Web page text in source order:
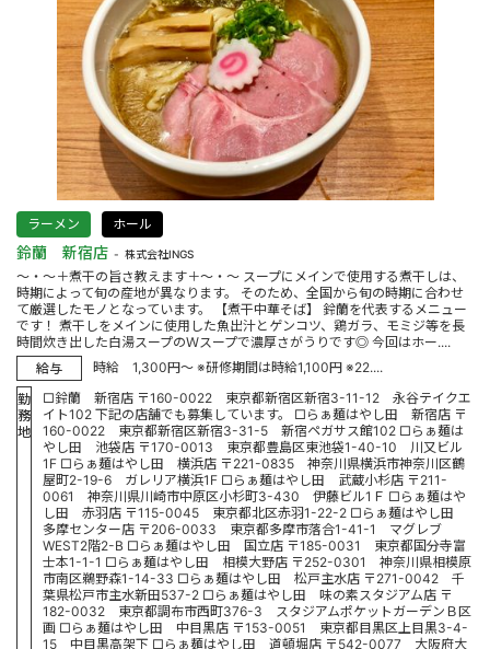
ラーメン ホール
鈴蘭 新宿店 株式会社INGS
～・～＋煮干の旨さ教えます＋～・～ スープにメインで使用する煮干しは、
時期によって旬の産地が異なります。 そのため、全国から旬の時期に合わせ
て厳選したモノとなっています。 【煮干中華そば】 鈴蘭を代表するメニュー
です！ 煮干しをメインに使用した魚出汁とゲンコツ、鶏ガラ、モミジ等を長
時間炊き出した白湯スープのＷスープで濃厚さがうりです◎ 今回はホー....
給与
時給 1,300円～ ※研修期間は時給1,100円 ※22....
勤
務
地
□鈴蘭 新宿店 〒160-0022 東京都新宿区新宿3-11-12 永谷テイクエ
イト102 下記の店舗でも募集しています。 □らぁ麺はやし田 新宿店 〒
160-0022 東京都新宿区新宿3-31-5 新宿ペガサス館102 □らぁ麺は
やし田 池袋店 〒170-0013 東京都豊島区東池袋1-40-10 川又ビル
1F □らぁ麺はやし田 横浜店 〒221-0835 神奈川県横浜市神奈川区鶴
屋町2-19-6 ガレリア横浜1F □らぁ麺はやし田 武蔵小杉店 〒211-
0061 神奈川県川崎市中原区小杉町3-430 伊藤ビル1Ｆ □らぁ麺はや
し田 赤羽店 〒115-0045 東京都北区赤羽1-22-2 □らぁ麺はやし田
多摩センター店 〒206-0033 東京都多摩市落合1-41-1 マグレブ
WEST2階2-B □らぁ麺はやし田 国立店 〒185-0031 東京都国分寺富
士本1-1-1 □らぁ麺はやし田 相模大野店 〒252-0301 神奈川県相模原
市南区鵜野森1-14-33 □らぁ麺はやし田 松戸主水店 〒271-0042 千
葉県松戸市主水新田537-2 □らぁ麺はやし田 味の素スタジアム店 〒
182-0032 東京都調布市西町376-3 スタジアムポケットガーデンＢ区
画 □らぁ麺はやし田 中目黒店 〒153-0051 東京都目黒区上目黒3-4-
15 中目黒高架下 □らぁ麺はやし田 道頓堀店 〒542-0077 大阪府大